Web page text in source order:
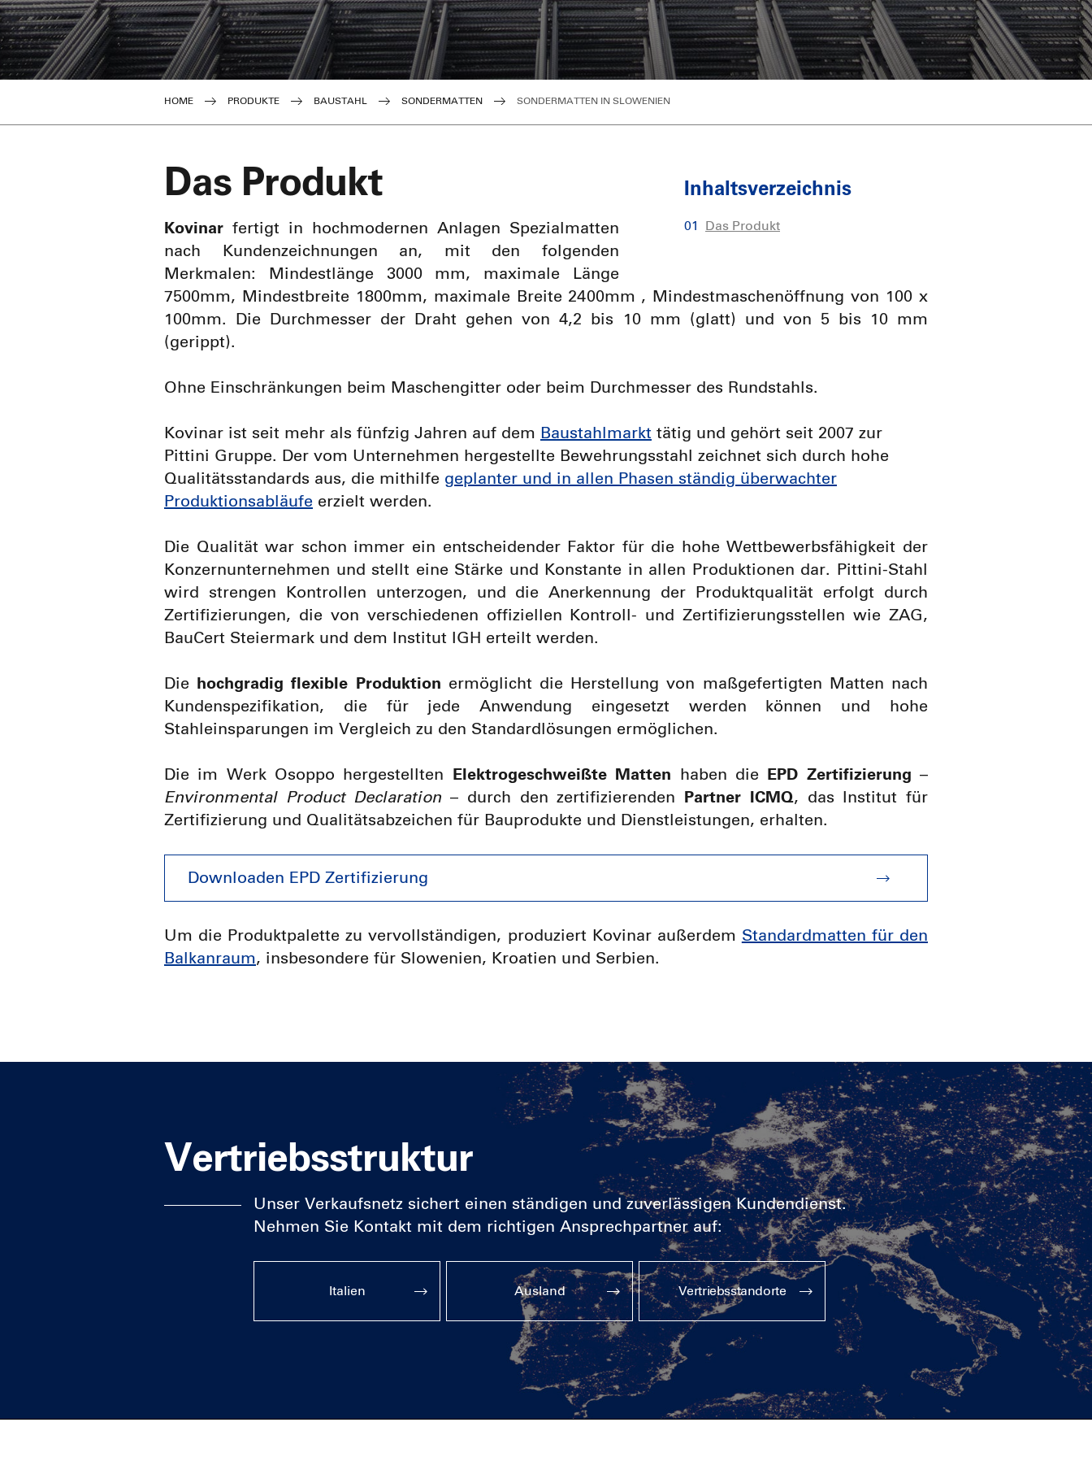
Geschichten über Personen
Produktionsprozesse Matten Ungarn
Innov-Arc
Unterpulver-Schweissdrähte
Unterpulver-Schweißmittel
HOME PRODUKTE BAUSTAHL SONDERMATTEN SONDERMATTEN IN SLOWENIEN
Inhaltsverzeichnis
Das Produkt
Das Produkt
Kovinar fertigt in hochmodernen Anlagen Spezialmatten
nach Kundenzeichnungen an, mit den folgenden
Merkmalen: Mindestlänge 3000 mm, maximale Länge
7500mm, Mindestbreite 1800mm, maximale Breite 2400mm , Mindestmaschenöffnung von 100 x
100mm. Die Durchmesser der Draht gehen von 4,2 bis 10 mm (glatt) und von 5 bis 10 mm
(gerippt).
Ohne Einschränkungen beim Maschengitter oder beim Durchmesser des Rundstahls.
Kovinar ist seit mehr als fünfzig Jahren auf dem Baustahlmarkt tätig und gehört seit 2007 zur
Pittini Gruppe. Der vom Unternehmen hergestellte Bewehrungsstahl zeichnet sich durch hohe
Qualitätsstandards aus, die mithilfe geplanter und in allen Phasen ständig überwachter
Produktionsabläufe erzielt werden.
Die Qualität war schon immer ein entscheidender Faktor für die hohe Wettbewerbsfähigkeit der
Konzernunternehmen und stellt eine Stärke und Konstante in allen Produktionen dar. Pittini-Stahl
wird strengen Kontrollen unterzogen, und die Anerkennung der Produktqualität erfolgt durch
Zertifizierungen, die von verschiedenen offiziellen Kontroll- und Zertifizierungsstellen wie ZAG,
BauCert Steiermark und dem Institut IGH erteilt werden.
Die hochgradig flexible Produktion ermöglicht die Herstellung von maßgefertigten Matten nach
Kundenspezifikation, die für jede Anwendung eingesetzt werden können und hohe
Stahleinsparungen im Vergleich zu den Standardlösungen ermöglichen.
Die im Werk Osoppo hergestellten Elektrogeschweißte Matten haben die EPD Zertifizierung –
Environmental Product Declaration – durch den zertifizierenden Partner ICMQ, das Institut für
Zertifizierung und Qualitätsabzeichen für Bauprodukte und Dienstleistungen, erhalten.
Downloaden EPD Zertifizierung
Um die Produktpalette zu vervollständigen, produziert Kovinar außerdem Standardmatten für den
Balkanraum, insbesondere für Slowenien, Kroatien und Serbien.
Vertriebsstruktur
Unser Verkaufsnetz sichert einen ständigen und zuverlässigen Kundendienst.
Nehmen Sie Kontakt mit dem richtigen Ansprechpartner auf:
Italien Ausland Vertriebsstandorte